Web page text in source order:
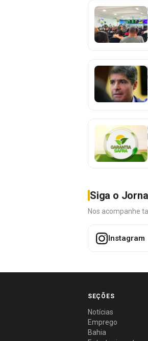
Siga o
Nos acompanhe
Instagram
SEÇÕES
Notícias
Emprego
Bahia